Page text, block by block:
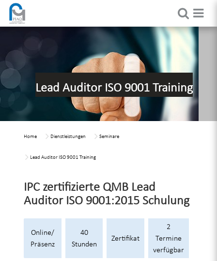
Lead Auditor ISO 9001 Training
Home Dienstleistungen Seminare
Lead Auditor ISO 9001 Training
IPC zertifizierte QMB Lead
Auditor ISO 9001:2015 Schulung
Online/
Präsenz
40
Stunden
Zertifikat
2
Termine
verfügbar